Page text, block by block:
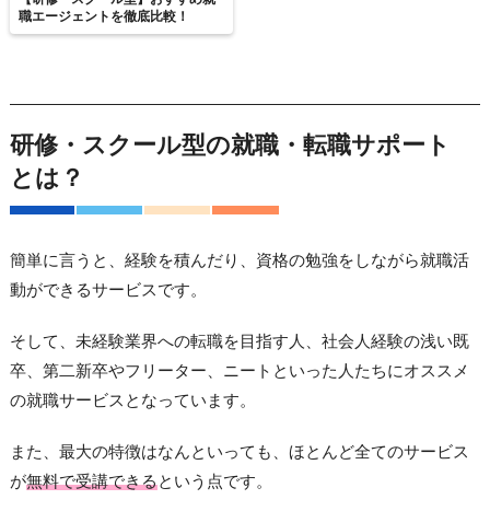
職エージェントを徹底比較！
研修・スクール型の就職・転職サポート
とは？
簡単に言うと、経験を積んだり、資格の勉強をしながら就職活
動ができるサービスです。
そして、未経験業界への転職を目指す人、社会人経験の浅い既
卒、第二新卒やフリーター、ニートといった人たちにオススメ
の就職サービスとなっています。
また、最大の特徴はなんといっても、ほとんど全てのサービス
が無料で受講できるという点です。